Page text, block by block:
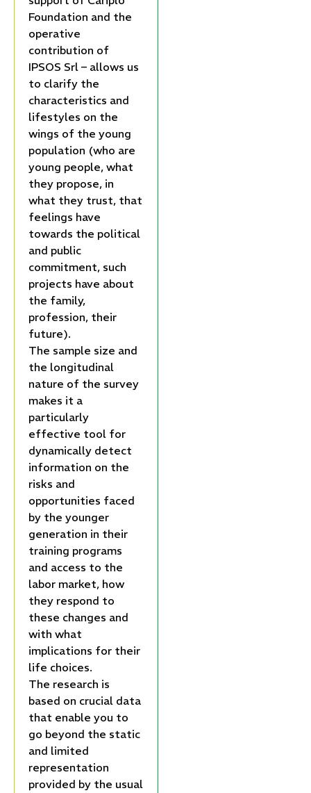
Foundation and the
operative
contribution of
IPSOS Srl – allows us
to clarify the
characteristics and
lifestyles on the
wings of the young
population (who are
young people, what
they propose, in
what they trust, that
feelings have
towards the political
and public
commitment, such
projects have about
the family,
profession, their
future).
The sample size and
the longitudinal
nature of the survey
makes it a
particularly
effective tool for
dynamically detect
information on the
risks and
opportunities faced
by the younger
generation in their
training programs
and access to the
labor market, how
they respond to
these changes and
with what
implications for their
life choices.
The research is
based on crucial data
that enable you to
go beyond the static
and limited
representation
provided by the usual